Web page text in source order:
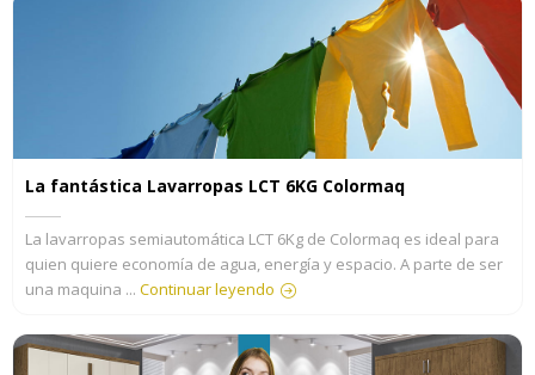
La fantástica Lavarropas LCT 6KG Colormaq
La lavarropas semiautomática LCT 6Kg de Colormaq es ideal para
quien quiere economía de agua, energía y espacio. A parte de ser
una maquina ... Continuar leyendo